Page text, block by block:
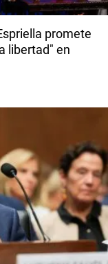
promete
libertad" en